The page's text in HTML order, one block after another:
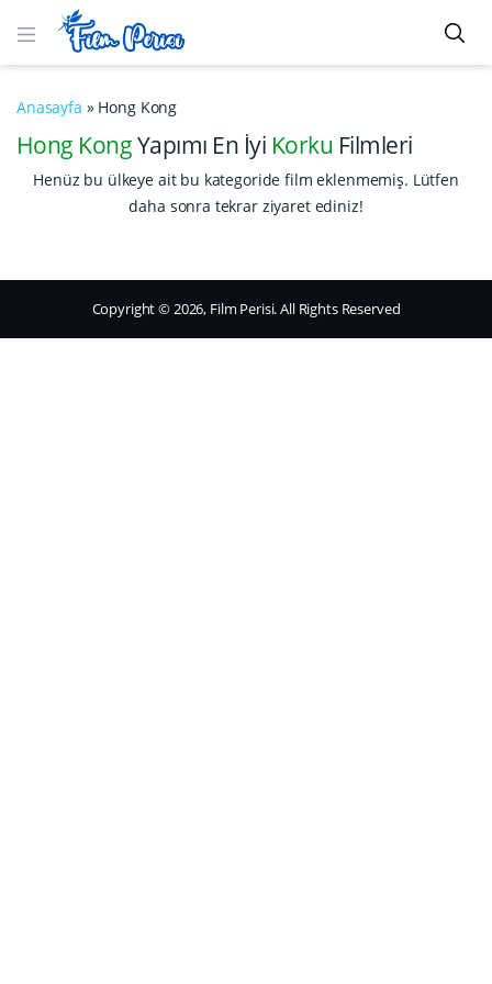
Anasayfa » Hong Kong
Hong KongYapımı En İyi Korku Filmleri
Henüz bu ülkeye ait bu kategoride film eklenmemiş. Lütfen
daha sonra tekrar ziyaret ediniz!
Copyright © 2026, Film Perisi. All Rights Reserved